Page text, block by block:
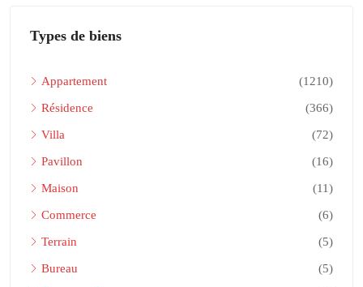
Types de biens
Appartement (1210)
Résidence (366)
Villa (72)
Pavillon (16)
Maison (11)
Commerce (6)
Terrain (5)
Bureau (5)